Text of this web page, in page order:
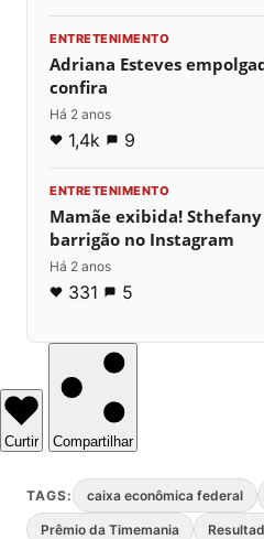
ENTRETENIMENTO
Adriana Esteves
confira
Há 2 anos
1,4k 9
ENTRETENIMENTO
Mamãe exibida!
barrigão no Instagram
Há 2 anos
331 5
Curtir Compartilhar
TAGS: caixa econômica federal
Prêmio da Timemania